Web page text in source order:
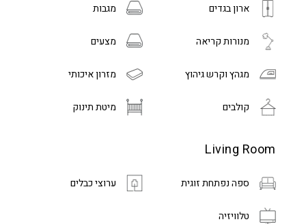
ארון בגדים מגבות
מנורות קריאה מצעים
מגהץ וקרש גיהוץ מזרון איכותי
קולבים מיטת תינוק
Living Room
ספה נפתחת זוגית ערוצי כבלים
טלוויזיה